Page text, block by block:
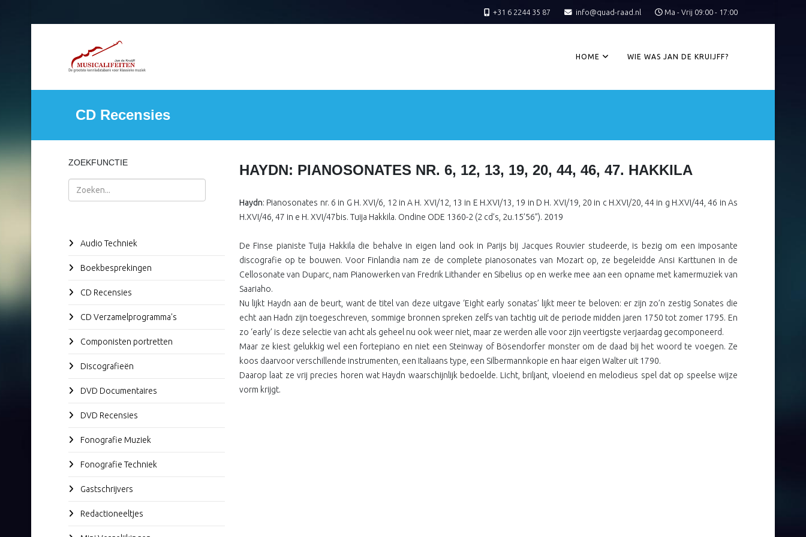
+31 6 2244 35 87 info@quad-raad.nl Ma - Vrij 09:00 - 17:00
HOME WIE WAS JAN DE KRUIJFF?
CD Recensies
ZOEKFUNCTIE
Zoeken
Audio Techniek
Boekbesprekingen
CD Recensies
CD Verzamelprogramma's
Componisten portretten
Discografieën
DVD Documentaires
DVD Recensies
Fonografie Muziek
Fonografie Techniek
Gastschrijvers
Redactioneeltjes
HAYDN: PIANOSONATES NR. 6, 12, 13, 19, 20, 44, 46, 47. HAKKILA
Haydn: Pianosonates nr. 6 in G H. XVI/6, 12 in A H. XVI/12, 13 in E H.XVI/13, 19 in D H. XVI/19, 20 in c H.XVI/20, 44 in g H.XVI/44, 46 in As
H.XVI/46, 47 in e H. XVI/47bis. Tuija Hakkila. Ondine ODE 1360-2 (2 cd’s, 2u.15’56”). 2019
De Finse pianiste Tuija Hakkila die behalve in eigen land ook in Parijs bij Jacques Rouvier studeerde, is bezig om een imposante
discografie op te bouwen. Voor Finlandia nam ze de complete pianosonates van Mozart op, ze begeleidde Ansi Karttunen in de
Cellosonate van Duparc, nam Pianowerken van Fredrik Lithander en Sibelius op en werke mee aan een opname met kamermuziek van
Saariaho.
Nu lijkt Haydn aan de beurt, want de titel van deze uitgave ‘Eight early sonatas’ lijkt meer te beloven: er zijn zo’n zestig Sonates die
echt aan Hadn zijn toegeschreven, sommige bronnen spreken zelfs van tachtig uit de periode midden jaren 1750 tot zomer 1795. En
zo ‘early’ is deze selectie van acht als geheel nu ook weer niet, maar ze werden alle voor zijn veertigste verjaardag gecomponeerd.
Maar ze kiest gelukkig wel een fortepiano en niet een Steinway of Bösendorfer monster om de daad bij het woord te voegen. Ze
koos daarvoor verschillende instrumenten, een Italiaans type, een Silbermannkopie en haar eigen Walter uit 1790.
Daarop laat ze vrij precies horen wat Haydn waarschijnlijk bedoelde. Licht, briljant, vloeiend en melodieus spel dat op speelse wijze
vorm krijgt.